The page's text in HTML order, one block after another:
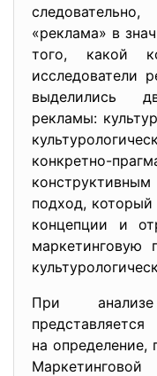
«реклама» в
того, какой
исследователи
выделились
рекламы:
конкретно-
подход, который
концепции и
При
на определение,